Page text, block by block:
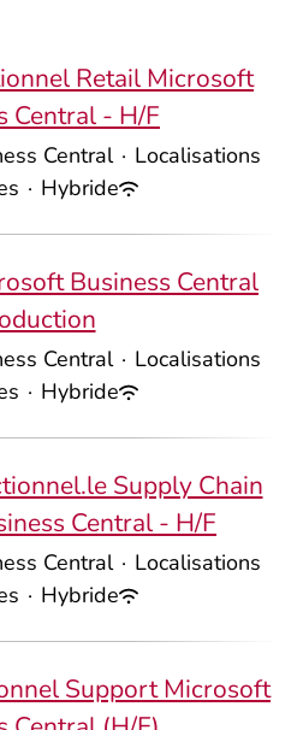
Retail Microsoft
Central - H/F
Central · Localisations
· Hybride
Business Central
Central · Localisations
· Hybride
Supply Chain
Central - H/F
Central · Localisations
· Hybride
Support Microsoft